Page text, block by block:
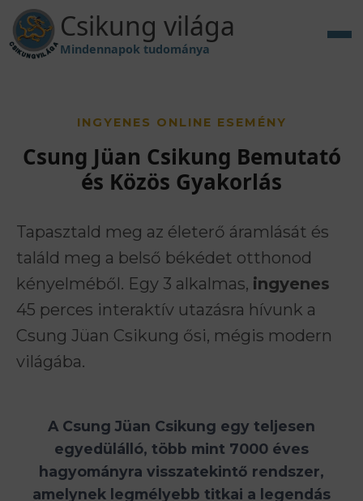
Csikung világa
Mindennapok tudománya
INGYENES ONLINE ESEMÉNY
Csung Jüan Csikung Bemutató
és Közös Gyakorlás
Tapasztald meg az életerő áramlását és
találd meg a belső békédet otthonod
kényelméből. Egy 3 alkalmas, ingyenes
45 perces interaktív utazásra hívunk a
Csung Jüan Csikung ősi, mégis modern
világába.
A Csung Jüan Csikung egy teljesen
egyedülálló, több mint 7000 éves
hagyományra visszatekintő rendszer,
amelynek legmélyebb titkai a legendás